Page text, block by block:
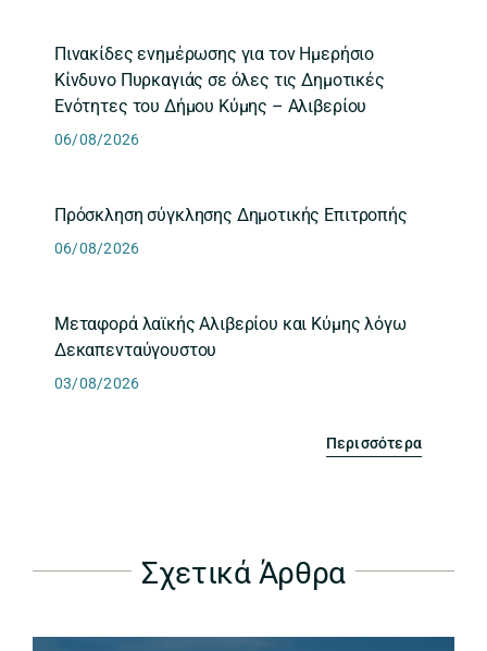
Πινακίδες ενημέρωσης για τον Ημερήσιο
Κίνδυνο Πυρκαγιάς σε όλες τις Δημοτικές
Ενότητες του Δήμου Κύμης – Αλιβερίου
06/08/2026
Πρόσκληση σύγκλησης Δημοτικής Επιτροπής
06/08/2026
Μεταφορά λαϊκής Αλιβερίου και Κύμης λόγω
Δεκαπενταύγουστου
03/08/2026
Περισσότερα
Σχετικά Άρθρα